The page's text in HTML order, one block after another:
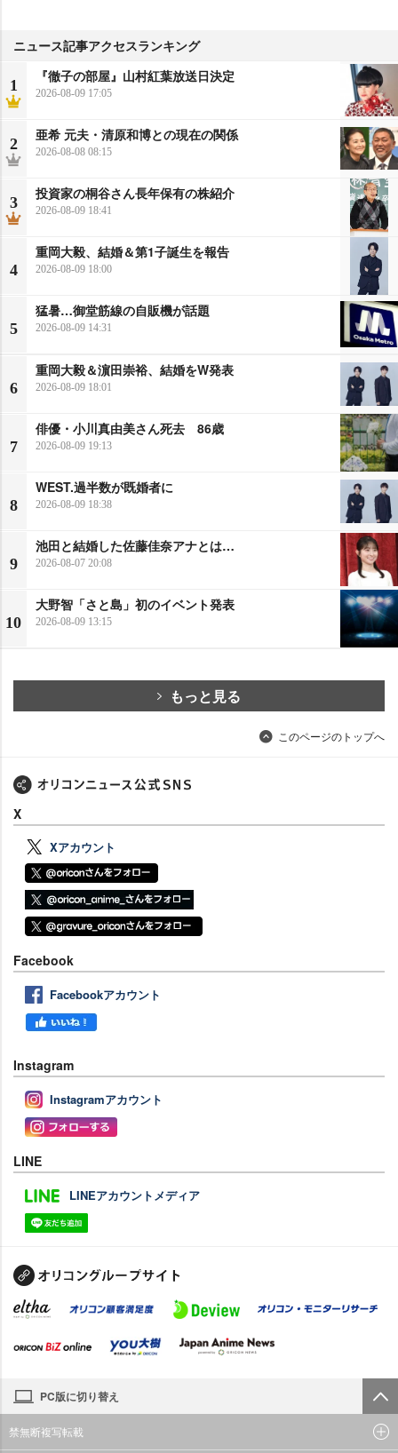
ニュース記事アクセスランキング
1
『徹子の部屋』山村紅葉放送日決定
2026-08-09 17:05
2
亜希 元夫・清原和博との現在の関係
2026-08-08 08:15
3
投資家の桐谷さん長年保有の株紹介
2026-08-09 18:41
4
重岡大毅、結婚＆第1子誕生を報告
2026-08-09 18:00
5
猛暑…御堂筋線の自販機が話題
2026-08-09 14:31
6
重岡大毅＆濵田崇裕、結婚をW発表
2026-08-09 18:01
7
俳優・小川真由美さん死去 86歳
2026-08-09 19:13
8
WEST.過半数が既婚者に
2026-08-09 18:38
9
池田と結婚した佐藤佳奈アナとは…
2026-08-07 20:08
10
大野智「さと島」初のイベント発表
2026-08-09 13:15
もっと見る
このページのトップへ
X
Xアカウント
Facebook
Facebookアカウント
Instagram
Instagramアカウント
LINE
LINEアカウントメディア
PC版に切り替え
禁無断複写転載